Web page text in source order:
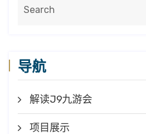
导航
解读J9九游会
项目展示